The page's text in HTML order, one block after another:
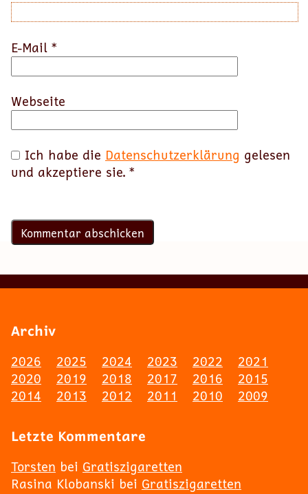
E-Mail *
Webseite
Ich habe die Datenschutzerklärung gelesen
und akzeptiere sie. *
Archiv
2026 2025 2024 2023 2022
2021
2020
2019 2018 2017 2016
2015
2014
2013 2012 2011 2010 2009
Letzte Kommentare
Torsten bei Gratiszigaretten
Rasina Klobanski bei Gratiszigaretten